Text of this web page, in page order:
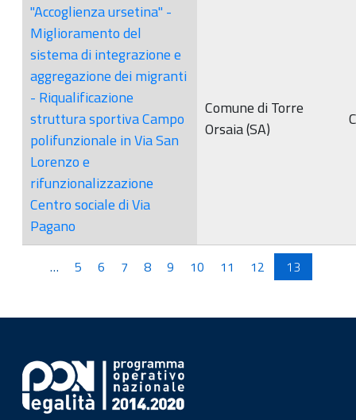
"Accoglienza ursetina" -
Miglioramento del
sistema di integrazione e
aggregazione dei migranti
- Riqualificazione
struttura sportiva Campo
polifunzionale in Via San
Lorenzo e
rifunzionalizzazione
Centro sociale di Via
Pagano
Comune di Torre
Orsaia (SA)
… 5 6 7 8 9 10 11 12 13